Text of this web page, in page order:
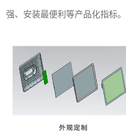
强、安装最便利等产品化指标。